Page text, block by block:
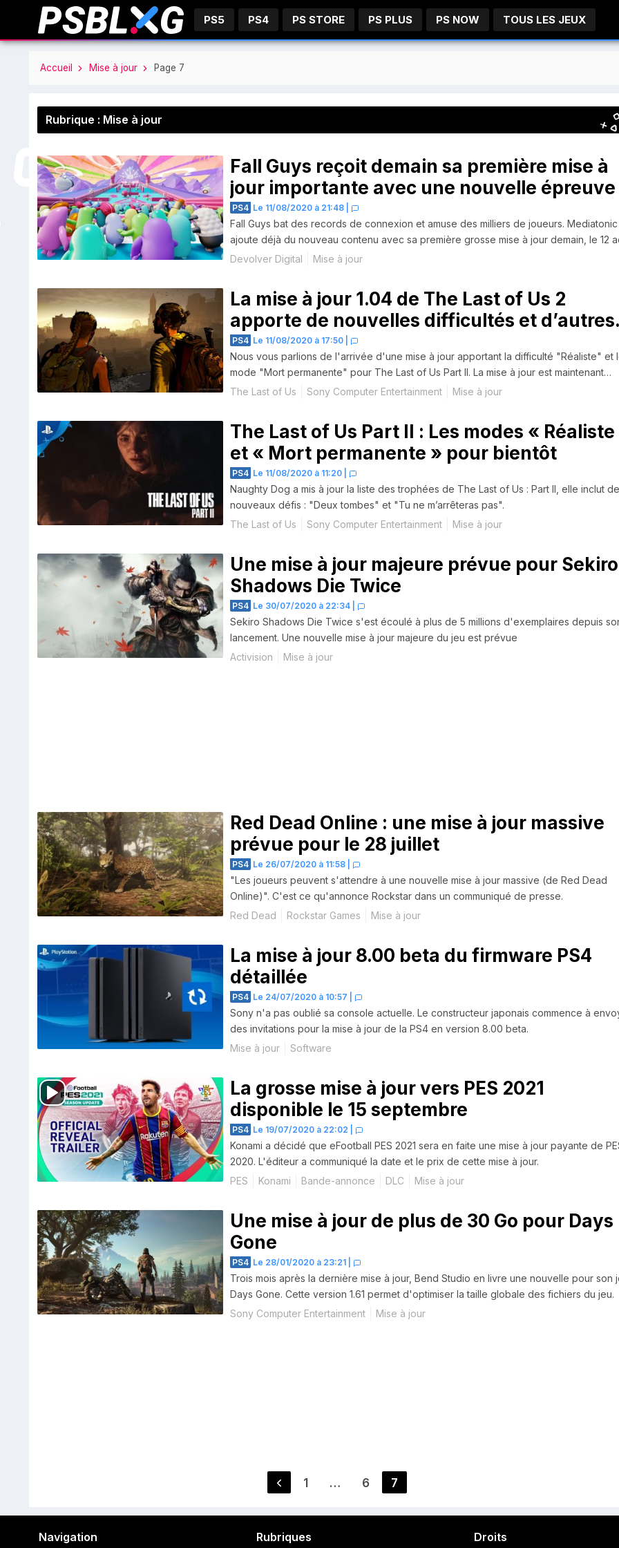
PS5 PS4 PS STORE PS PLUS PS NOW TOUS LES JEUX
Accueil Mise à jour Page 7
Rubrique : Mise à jour
Fall Guys reçoit demain sa première mise à
jour importante avec une nouvelle épreuve
PS4 Le 11/08/2020 à 21:48
Fall Guys bat des records de connexion et amuse des milliers de joueurs. Mediatonic
ajoute déjà du nouveau contenu avec sa première grosse mise à jour demain, le 12
Devolver Digital
Mise à jour
La mise à jour 1.04 de The Last of Us 2
apporte de nouvelles difficultés et d’autres
ajouts pour le fun
PS4 Le 11/08/2020 à 17:50
Nous vous parlions de l'arrivée d'une mise à jour apportant la difficulté "Réaliste" et
mode "Mort permanente" pour The Last of Us Part II. La mise à jour est maintenant
officiellement détaillée.
The Last of Us Sony Computer Entertainment Mise à jour
The Last of Us Part II : Les modes « Réaliste
et « Mort permanente » pour bientôt
PS4 Le 11/08/2020 à 11:20
Naughty Dog a mis à jour la liste des trophées de The Last of Us : Part II, elle inclut
nouveaux défis : "Deux tombes" et "Tu ne m’arrêteras pas".
The Last of Us
Sony Computer Entertainment Mise à jour
Une mise à jour majeure prévue pour Sekiro
Shadows Die Twice
PS4 Le 30/07/2020 à 22:34
Sekiro Shadows Die Twice s'est écoulé à plus de 5 millions d'exemplaires depuis
lancement. Une nouvelle mise à jour majeure du jeu est prévue
Activision
Mise à jour
Red Dead Online : une mise à jour massive
prévue pour le 28 juillet
PS4 Le 26/07/2020 à 11:58
"Les joueurs peuvent s'attendre à une nouvelle mise à jour massive (de Red Dead
Online)". C'est ce qu'annonce Rockstar dans un communiqué de presse.
Red Dead
Rockstar Games Mise à jour
La mise à jour 8.00 beta du firmware PS4
détaillée
PS4 Le 24/07/2020 à 10:57
Sony n'a pas oublié sa console actuelle. Le constructeur japonais commence à
des invitations pour la mise à jour de la PS4 en version 8.00 beta.
Mise à jour
Software
La grosse mise à jour vers PES 2021
disponible le 15 septembre
PS4 Le 19/07/2020 à 22:02
Konami a décidé que eFootball PES 2021 sera en faite une mise à jour payante de
2020. L'éditeur a communiqué la date et le prix de cette mise à jour.
PES
Konami Bande-annonce DLC Mise à jour
Une mise à jour de plus de 30 Go pour Days
Gone
PS4 Le 28/01/2020 à 23:21
Trois mois après la dernière mise à jour, Bend Studio en livre une nouvelle pour son
Days Gone. Cette version 1.61 permet d'optimiser la taille globale des fichiers du jeu.
Sony Computer Entertainment
Mise à jour
Page
1 … Page
6 Page
7
Navigation Rubriques Droits